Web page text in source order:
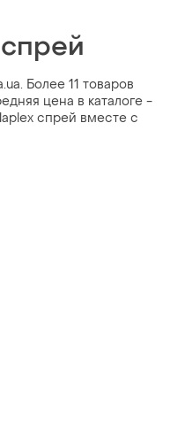
Более 11 товаров
цена в каталоге -
спрей вместе с